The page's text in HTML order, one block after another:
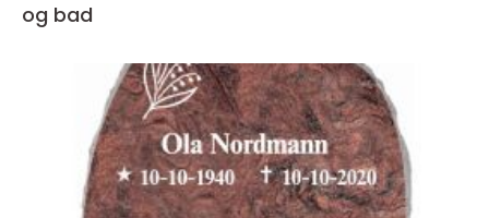
og bad